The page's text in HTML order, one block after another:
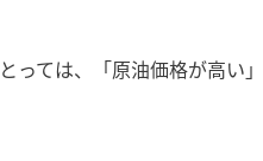
っては、「原油価格が高い」